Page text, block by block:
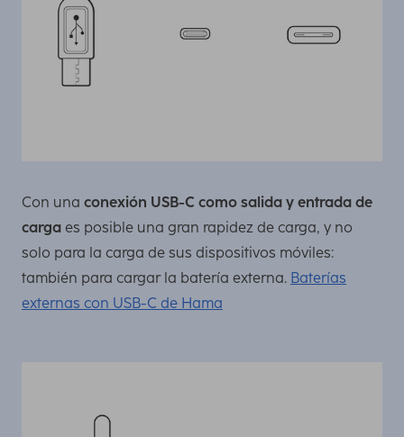
Con una conexión USB-C como salida y entrada de
carga es posible una gran rapidez de carga, y no
solo para la carga de sus dispositivos móviles:
también para cargar la batería externa. Baterías
externas con USB-C de Hama